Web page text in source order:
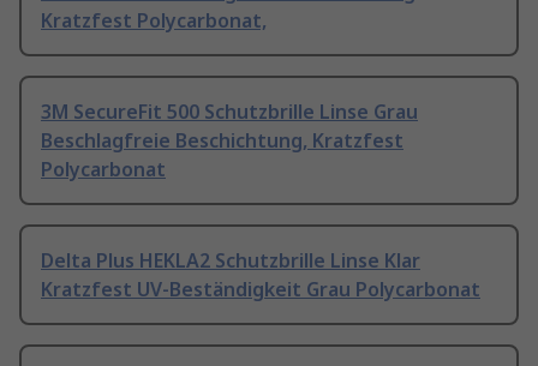
Kratzfest Polycarbonat,
3M SecureFit 500 Schutzbrille Linse Grau
Beschlagfreie Beschichtung, Kratzfest
Polycarbonat
Delta Plus HEKLA2 Schutzbrille Linse Klar
Kratzfest UV-Beständigkeit Grau Polycarbonat